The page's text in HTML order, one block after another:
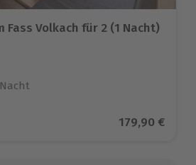
Fass Volkach für 2 (1 Nacht)
auf 12 Bewertungen
Aktueller
179,90 €